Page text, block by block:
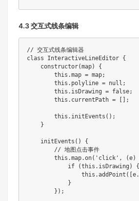
4.3 交互式线条编辑
// 交互式线条编辑器
class
InteractiveLineEditor {
constructor(map)
{
this .map = map;
this . polyline = null ;
this . isDrawing = false;
this . currentPath = ;
this . initEvents ( ) ;
}
initEvents ( )
{
// 地图点击事件
this .map.on( 'click' , (e)
if
(this . isDrawing )
{
this .addPoint ( e.
}
} ) ;